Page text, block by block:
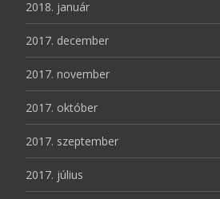
2018. január
2017. december
2017. november
2017. október
2017. szeptember
2017. július